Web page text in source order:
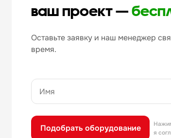
ваш проект —
Оставьте заявку и наш менеджер
время.
Подобрать оборудование
я